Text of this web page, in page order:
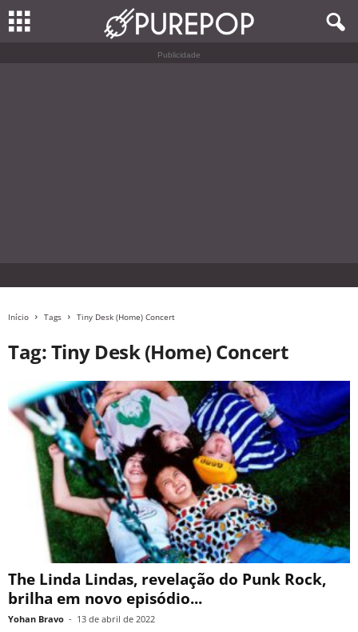
Publicidade
Início Tags Tiny Desk (Home) Concert
Tag: Tiny Desk (Home) Concert
The Linda Lindas, revelação do Punk Rock,
brilha em novo episódio...
Yohan Bravo - 13 de abril de 2022